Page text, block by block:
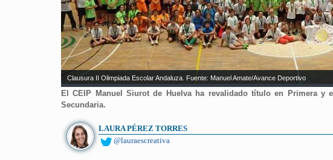
Clausura II Olimpiada Escolar Andaluza. Fuente: Manuel Amate/Avance Deportivo
El CEIP Manuel Siurot de Huelva ha revalidado título en Primera y
Secundaria.
LAURA PÉREZ TORRES
@lauraescreativa